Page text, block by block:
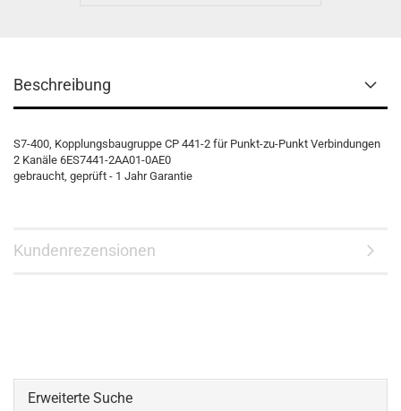
Beschreibung
S7-400, Kopplungsbaugruppe CP 441-2 für Punkt-zu-Punkt Verbindungen
2 Kanäle 6ES7441-2AA01-0AE0
gebraucht, geprüft - 1 Jahr Garantie
Kundenrezensionen
Erweiterte Suche